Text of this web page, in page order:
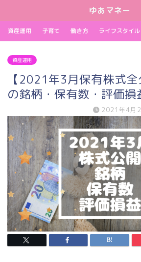
ゆあマネー
資産運用 子育て 働き方 ライフスタイル
資産運用
【2021年3月保有株式
の銘柄・保有数・評価損
2021年4月